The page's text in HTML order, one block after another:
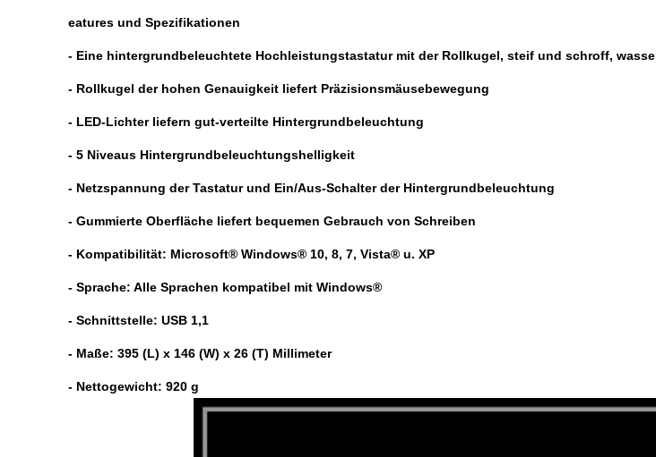
eatures und Spezifikationen
- Eine hintergrundbeleuchtete Hochleistungstastatur mit der Rollkugel, steif und schroff,
- Rollkugel der hohen Genauigkeit liefert Präzisionsmäusebewegung
- LED-Lichter liefern gut-verteilte Hintergrundbeleuchtung
- 5 Niveaus Hintergrundbeleuchtungshelligkeit
- Netzspannung der Tastatur und Ein/Aus-Schalter der Hintergrundbeleuchtung
- Gummierte Oberfläche liefert bequemen Gebrauch von Schreiben
- Kompatibilität: Microsoft® Windows® 10, 8, 7, Vista® u. XP
- Sprache: Alle Sprachen kompatibel mit Windows®
- Schnittstelle: USB 1,1
- Maße: 395 (L) x 146 (W) x 26 (T) Millimeter
- Nettogewicht: 920 g